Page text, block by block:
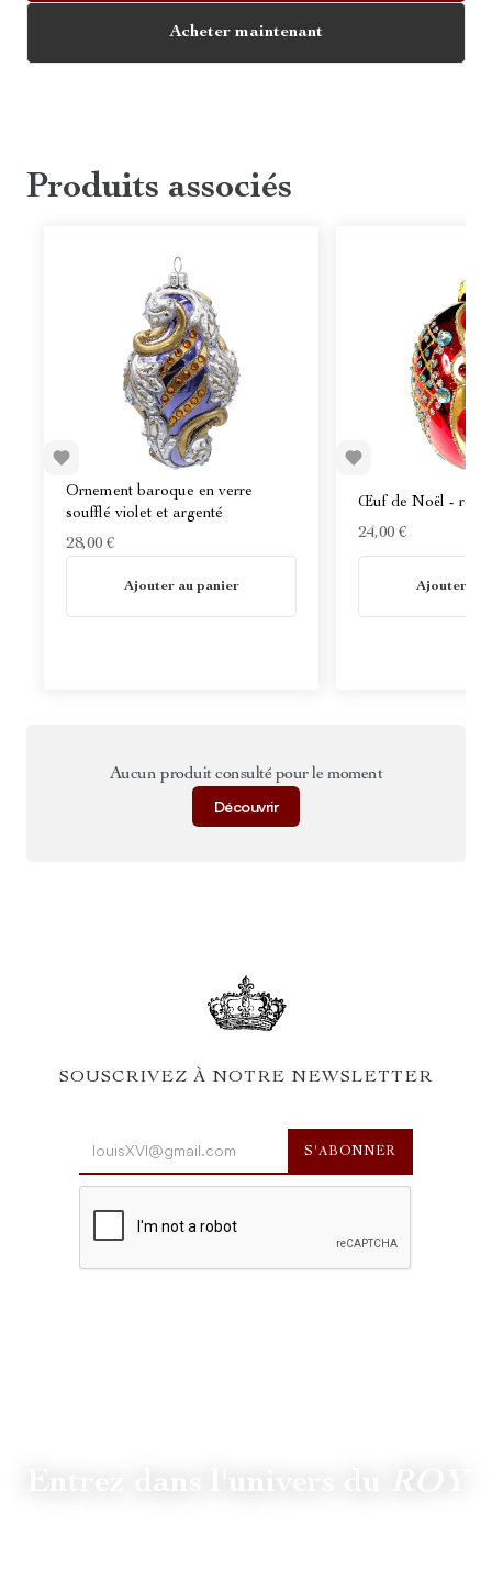
Acheter maintenant
Produits associés
Ornement baroque en verre
soufflé violet et argenté
28,00 €
Ajouter au panier
Œuf de Noël -
24,00 €
Ajouter au
Aucun produit consulté pour le moment
Découvrir
SOUSCRIVEZ À NOTRE NEWSLETTER
ROY